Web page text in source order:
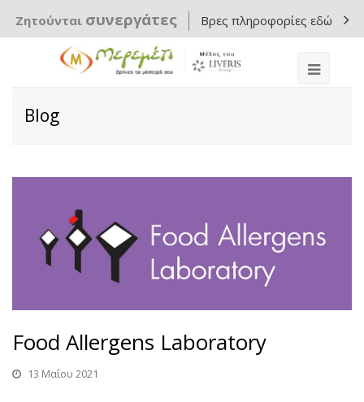
Ζητούνται συνεργάτες Βρες πληροφορίες εδώ
Blog
Food Allergens Laboratory
13 Μαΐου 2021